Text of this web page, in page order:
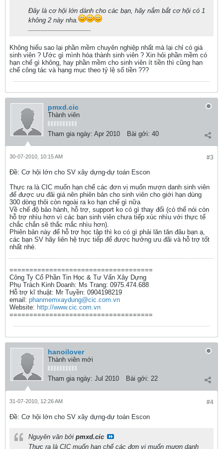
Đây là cơ hội lớn dành cho các bạn, hãy nắm bắt cơ hội có 1
không 2 này nha.
Không hiểu sao lại phần mềm chuyên nghiệp nhất mà lại chỉ có giá
sinh viên ? Ước gì mình hóa thành sinh viên ? Xin hỏi phần mềm có
hạn chế gì không, hay phần mềm cho sinh viên ít tiền thì cũng hạn
chế công tác và hạng mục theo tỷ lệ số tiền ???
pmxd.cic
Thành viên
Tham gia ngày: Apr 2010 Bài gởi: 40
#3
30-07-2010, 10:15 AM
Ðề: Cơ hội lớn cho SV xây dựng-dự toán Escon
Thực ra là CIC muốn hạn chế các đơn vị muốn mượn danh sinh viên
để được ưu đãi giá nên phiên bản cho sinh viên cho giới hạn dùng
300 dòng thôi còn ngoài ra ko hạn chế gì nữa
Về chế độ bảo hành, hỗ trợ, support ko có gì thay đổi (có thể nói còn
hỗ trợ nhìu hơn vì các bạn sinh viên chưa tiếp xúc nhìu với thực tế
chắc chắn sẽ thắc mắc nhìu hơn).
Phiên bản này để hỗ trợ học tập thì ko có gì phải lăn tăn đâu bạn ạ,
các bạn SV hãy liên hệ trực tiếp để được hưởng ưu đãi và hỗ trợ tốt
nhất nhé.
====================================
Công Ty Cổ Phần Tin Học & Tư Vấn Xây Dựng
Phụ Trách Kinh Doanh: Ms Trang: 0975.474.688
Hỗ trợ kĩ thuật: Mr Tuyền: 0904198219
email: phanmemxaydung@cic.com.vn
Website: http://www.cic.com.vn
====================================
hanoilover
Thành viên mới
Tham gia ngày: Jul 2010 Bài gởi: 22
#4
31-07-2010, 12:26 AM
Ðề: Cơ hội lớn cho SV xây dựng-dự toán Escon
Nguyên văn bởi pmxd.cic
Thực ra là CIC muốn hạn chế các đơn vị muốn mượn danh